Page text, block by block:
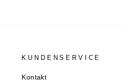
KUNDENSERVICE
Kontakt